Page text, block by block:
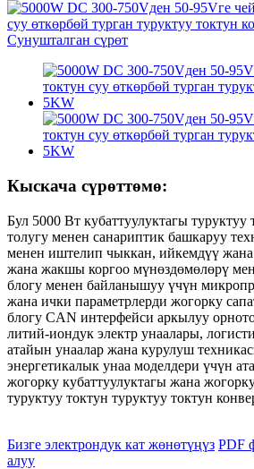
Кыскача сүрөттөмө:
Бул 5000 Вт кубаттуулуктагы туруктуу
толугу менен санариптик башкаруу
менен иштелип чыккан, ийкемдүү
жана жакшы коргоо мүнөздөмөлөрү
блогу менен байланышуу үчүн
жана ички параметрлерди жогорку
блогу CAN интерфейси аркылуу
литий-иондук электр унаалары,
атайын унаалар жана курулуш
энергетикалык унаа моделдери үчүн
жогорку кубаттуулуктагы жана
туруктуу токтун туруктуу токтун
Бизге электрондук кат жөнөтүңүз PDF
алуу